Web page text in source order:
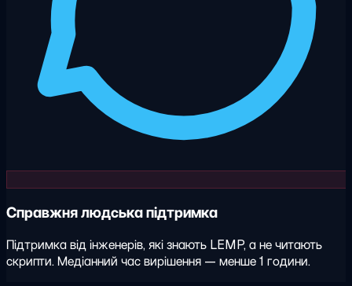
Справжня людська підтримка
Підтримка від інженерів, які знають LEMP, а не читають
скрипти. Медіанний час вирішення — менше 1 години.